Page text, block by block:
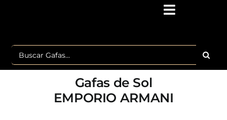
Toggle
Buscar:
Gafas de Sol
EMPORIO ARMANI